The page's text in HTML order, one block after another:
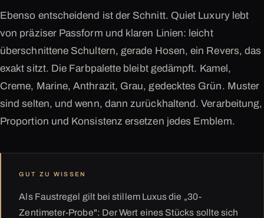
Ebenso entscheidend ist der Schnitt. Quiet Luxury lebt
von präziser Passform und klaren Linien: leicht
überschnittene Schultern, gerade Hosen, ein Revers, das
exakt sitzt. Die Farbpalette bleibt gedämpft. Kamel,
Creme, Marine, Anthrazit, Grau, gedecktes Grün. Muster
sind selten, und wenn, dann zurückhaltend. Verarbeitung,
Proportion und Konsistenz ersetzen jedes Emblem.
GUT ZU WISSEN
Als Faustregel gilt bei stillem Luxus die „30-
Zentimeter-Probe": Der Wert eines Stücks sollte sich